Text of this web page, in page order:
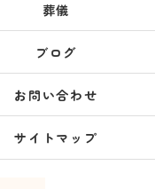
葬儀
ブログ
お問い合わせ
サイトマップ